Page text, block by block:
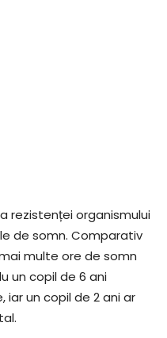
rezistenței organismului
de somn. Comparativ
multe ore de somn
un copil de 6 ani
iar un copil de 2 ani ar